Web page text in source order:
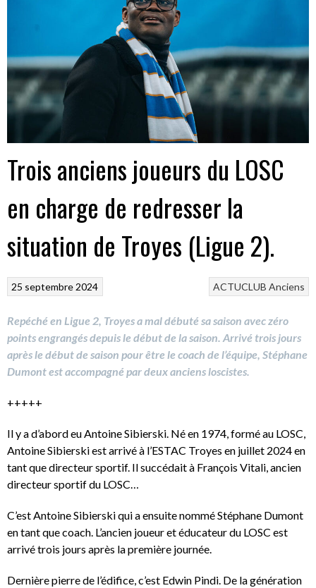
Trois anciens joueurs du LOSC
en charge de redresser la
situation de Troyes (Ligue 2).
ACTUCLUB Anciens
25 septembre 2024
Repéché en Ligue 2, Troyes a mal débuté sa saison avec zéro
points engrangés depuis le début de la saison. Arrivé trois jours
après le début de saison pour être le coach de l’équipe, Stéphane
Dumont est accompagné par deux anciens loscistes.
+++++
Il y a d’abord eu Antoine Sibierski. Né en 1974, formé au LOSC,
Antoine Sibierski est arrivé à l’ESTAC Troyes en juillet 2024 en
tant que directeur sportif. Il succédait à François Vitali, ancien
directeur sportif du LOSC…
C’est Antoine Sibierski qui a ensuite nommé Stéphane Dumont
en tant que coach. L’ancien joueur et éducateur du LOSC est
arrivé trois jours après la première journée.
Dernière pierre de l’édifice, c’est Edwin Pindi. De la génération